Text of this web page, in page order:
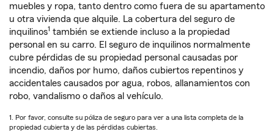
muebles y ropa, tanto dentro como fuera de su apartamento
u otra vivienda que alquile. La cobertura del seguro de
inquilinos1 también se extiende incluso a la propiedad
personal en su carro. El seguro de inquilinos normalmente
cubre pérdidas de su propiedad personal causadas por
incendio, daños por humo, daños cubiertos repentinos y
accidentales causados por agua, robos, allanamientos con
robo, vandalismo o daños al vehículo.
1. Por favor, consulte su póliza de seguro para ver a una lista completa de la
propiedad cubierta y de las pérdidas cubiertas.